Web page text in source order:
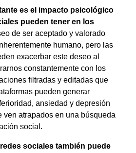
es el impacto psicológico
pueden tener en los
de ser aceptado y valorado
humano, pero las
exacerbar este deseo al
constantemente con los
filtradas y editadas que
pueden generar
ansiedad y depresión
ven atrapados en una búsqueda
social.
sociales también puede